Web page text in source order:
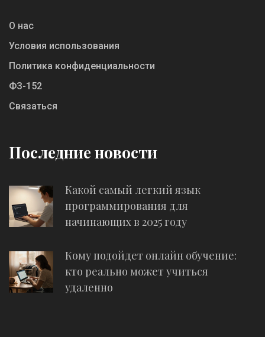
О нас
Условия использования
Политика конфиденциальности
ФЗ-152
Связаться
Последние новости
Какой самый легкий язык
программирования для
начинающих в 2025 году
Кому подойдет онлайн обучение:
кто реально может учиться
удаленно